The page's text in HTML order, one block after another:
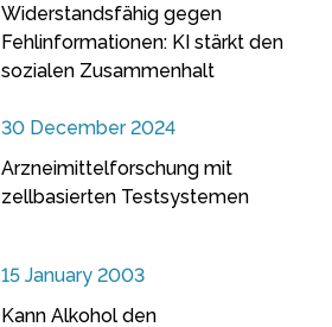
Widerstandsfähig gegen
Fehlinformationen: KI stärkt den
sozialen Zusammenhalt
30 December 2024
Arzneimittelforschung mit
zellbasierten Testsystemen
15 January 2003
Kann Alkohol den